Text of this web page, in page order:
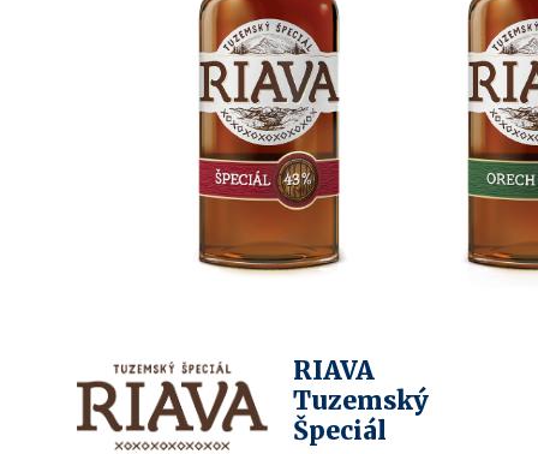
RIAVA
Tuzemský
Špeciál